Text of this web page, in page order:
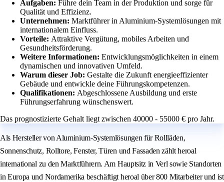
Aufgaben: Führe dein Team in der Produktion und sorge für
Qualität und Effizienz.
Unternehmen: Marktführer in Aluminium-Systemlösungen mit
internationalem Einfluss.
Vorteile: Attraktive Vergütung, mobiles Arbeiten und
Gesundheitsförderung.
Weitere Informationen: Entwicklungsmöglichkeiten in einem
dynamischen und innovativen Umfeld.
Warum dieser Job: Gestalte die Zukunft energieeffizienter
Gebäude und entwickle deine Führungskompetenzen.
Qualifikationen: Abgeschlossene Ausbildung und erste
Führungserfahrung wünschenswert.
Das prognostizierte Gehalt liegt zwischen 40000 - 55000 € pro Jahr.
Als Hersteller von Aluminium-Systemlösungen für Rollläden,
Sonnenschutz, Rolltore, Fenster, Türen und Fassaden zählt heroal
international zu den Marktführern. Am Hauptsitz in Verl sowie Standorten
in Europa und Nordamerika beschäftigt heroal über 800 Mitarbeiter und ist